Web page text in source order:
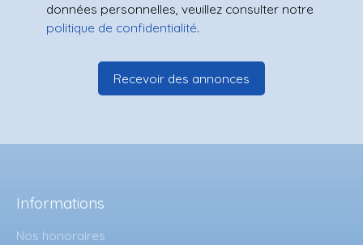
données personnelles, veuillez consulter notre
politique de confidentialité.
Recevoir des annonces
Informations
Nos honoraires